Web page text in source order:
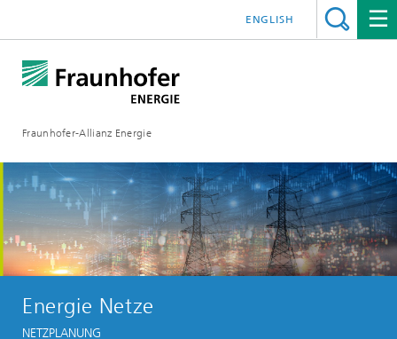
Fraunhofer-Allianz Energie
ENGLISH
Energie Netze
NETZPLANUNG